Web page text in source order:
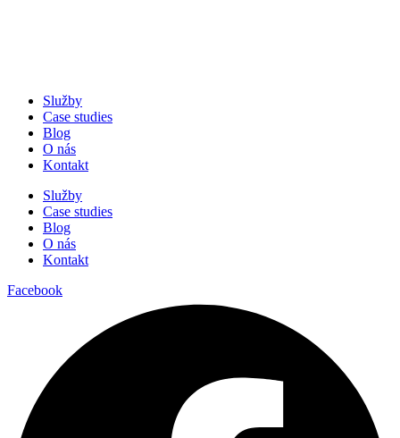
Služby
Case studies
Blog
O nás
Kontakt
Služby
Case studies
Blog
O nás
Kontakt
Facebook